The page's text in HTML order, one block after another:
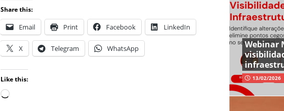
Share this:
Email Print Facebook LinkedIn
X Telegram WhatsApp
Like this:
Webinar
13/02/2026